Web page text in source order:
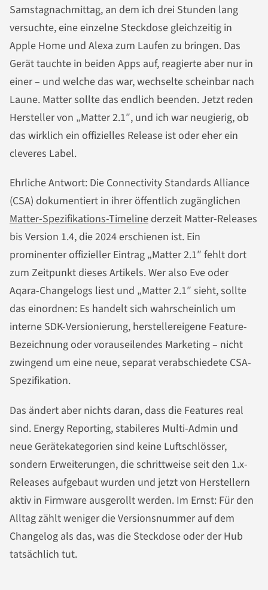
Samstagnachmittag, an dem ich drei Stunden lang
versuchte, eine einzelne Steckdose gleichzeitig in
Apple Home und Alexa zum Laufen zu bringen. Das
Gerät tauchte in beiden Apps auf, reagierte aber nur in
einer – und welche das war, wechselte scheinbar nach
Laune. Matter sollte das endlich beenden. Jetzt reden
Hersteller von „Matter 2.1″, und ich war neugierig, ob
das wirklich ein offizielles Release ist oder eher ein
cleveres Label.
Ehrliche Antwort: Die Connectivity Standards Alliance
(CSA) dokumentiert in ihrer öffentlich zugänglichen
Matter-Spezifikations-Timeline derzeit Matter-Releases
bis Version 1.4, die 2024 erschienen ist. Ein
prominenter offizieller Eintrag „Matter 2.1″ fehlt dort
zum Zeitpunkt dieses Artikels. Wer also Eve oder
Aqara-Changelogs liest und „Matter 2.1″ sieht, sollte
das einordnen: Es handelt sich wahrscheinlich um
interne SDK-Versionierung, herstellereigene Feature-
Bezeichnung oder vorauseilendes Marketing – nicht
zwingend um eine neue, separat verabschiedete CSA-
Spezifikation.
Das ändert aber nichts daran, dass die Features real
sind. Energy Reporting, stabileres Multi-Admin und
neue Gerätekategorien sind keine Luftschlösser,
sondern Erweiterungen, die schrittweise seit den 1.x-
Releases aufgebaut wurden und jetzt von Herstellern
aktiv in Firmware ausgerollt werden. Im Ernst: Für den
Alltag zählt weniger die Versionsnummer auf dem
Changelog als das, was die Steckdose oder der Hub
tatsächlich tut.